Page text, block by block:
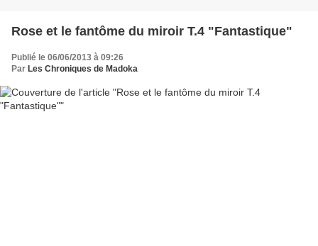
Rose et le fantôme du miroir T.4 "Fantastique"
Publié le 06/06/2013 à 09:26
Par Les Chroniques de Madoka